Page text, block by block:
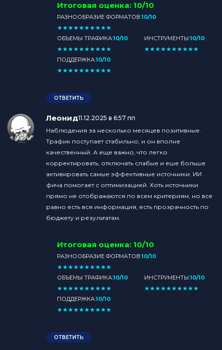
РАЗНООБРАЗИЕ ФОРМАТОВ:10/10
★★★★★★★★★★
ОБЪЕМЫ ТРАФИКА:10/10
★★★★★★★★★★
ИНСТРУМЕНТЫ:10/10
★★★★★★★★★★
ПОДДЕРЖКА:10/10
★★★★★★★★★★
Итоговая оценка: 10/10
ОТВЕТИТЬ
Леонид:11.12.2025 в 6:57 пп
Наблюдения за несколько месяцев позитивные.
Трафик поступает стабильно, и он вполне
качественный. А еще важно, что легко
корректировать, отключать слабые и еше больше
активировать самые эффективные источники. ИИ
фича помогает с оптимизацией. Хоть источники
прямо не отображаются по всем критериям, но все
равно есть вся информация, есть прозрачность по
бюджету и результатам.
РАЗНООБРАЗИЕ ФОРМАТОВ:10/10
★★★★★★★★★★
ОБЪЕМЫ ТРАФИКА:10/10
★★★★★★★★★★
ИНСТРУМЕНТЫ:10/10
★★★★★★★★★★
ПОДДЕРЖКА:10/10
★★★★★★★★★★
Итоговая оценка: 10/10
ОТВЕТИТЬ